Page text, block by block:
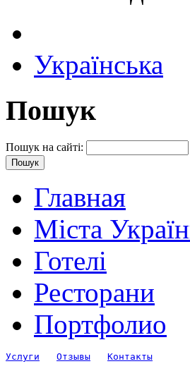
Українська
Пошук
Пошук на сайті:
Главная
Міста
Готелі
Ресторани
Портфолио
Услуги Отзывы Контакты